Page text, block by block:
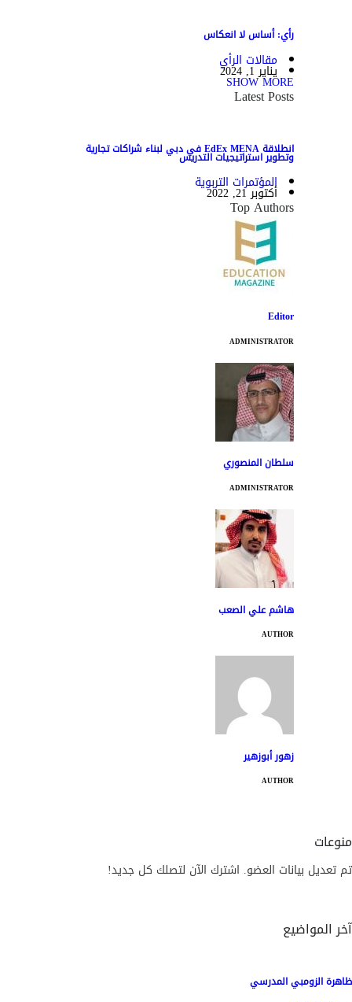
رأي: أساس لا انعكاس
مقالات الرأي
يناير 1, 2024
SHOW MORE
Latest Posts
انطلاقة EdEx MENA في دبي لبناء شراكات تجاريةوتطوير استراتيجيات التدريس
المؤتمرات التربوية
أكتوبر 21, 2022
Top Authors
Editor
ADMINISTRATOR
سلطان المنصوري
ADMINISTRATOR
هاشم علي الصعب
AUTHOR
زهور أبوزهير
AUTHOR
منوعات
تم تعديل بيانات العضو. اشترك الآن لتصلك كل جديد!
آخر المواضيع
ظاهرة الزومبي المدرسي